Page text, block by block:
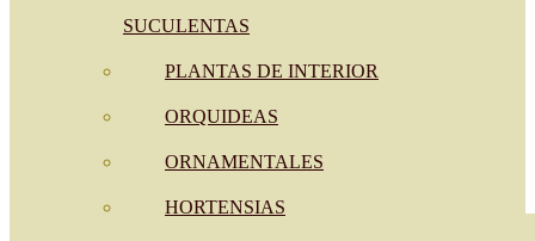
SUCULENTAS
PLANTAS DE INTERIOR
ORQUIDEAS
ORNAMENTALES
HORTENSIAS